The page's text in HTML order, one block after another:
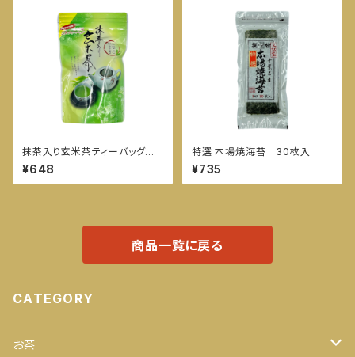
抹茶入り玄米茶ティーバッグ 2
0袋入
¥648
特選 本場焼海苔 30枚入
¥735
商品一覧に戻る
CATEGORY
お茶